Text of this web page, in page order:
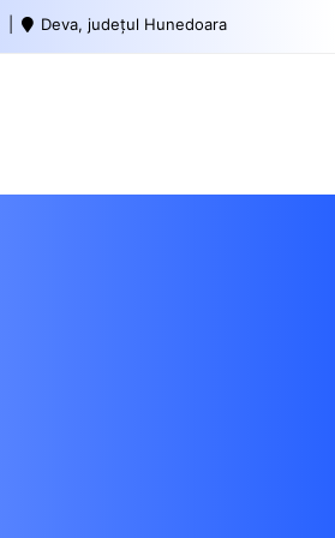
Deva, județul Hunedoara